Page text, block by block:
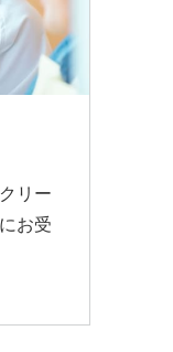
リー
お受